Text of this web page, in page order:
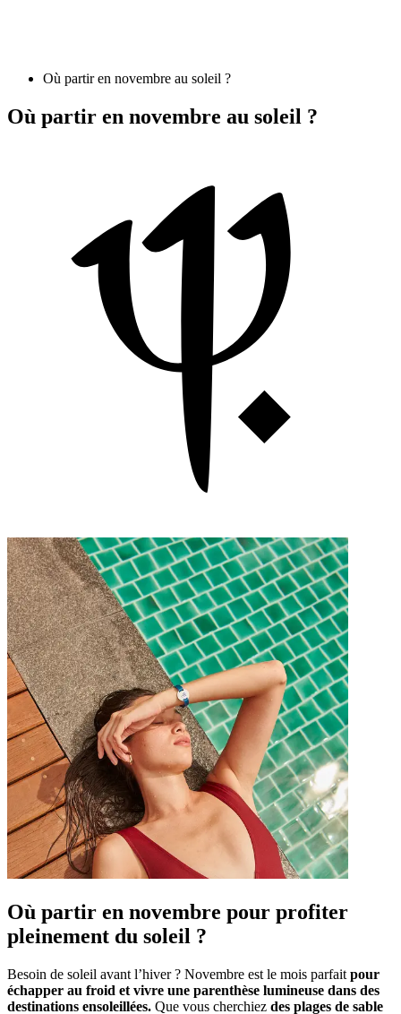
Où partir en novembre au soleil ?
Où partir en novembre au soleil ?
Où partir en novembre pour profiter
pleinement du soleil ?
Besoin de soleil avant l’hiver ? Novembre est le mois parfait pour
échapper au froid et vivre une parenthèse lumineuse dans des
destinations ensoleillées. Que vous cherchiez des plages de sable